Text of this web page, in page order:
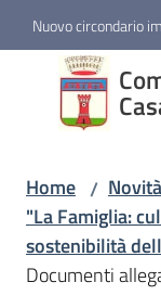
Vai al contenuto
Vai alla navigazione
Vai al footer
Nuovo circondario
Novità
Menu
Home / Novità
"La Famiglia:
sostenibilità
Documenti